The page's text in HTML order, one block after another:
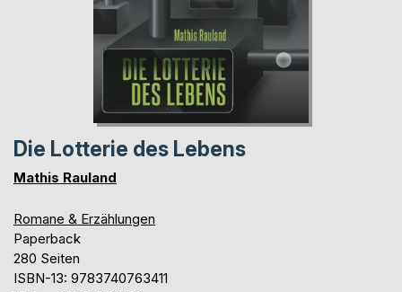
Die Lotterie des Lebens
Mathis Rauland
Romane & Erzählungen
Paperback
280 Seiten
ISBN-13: 9783740763411